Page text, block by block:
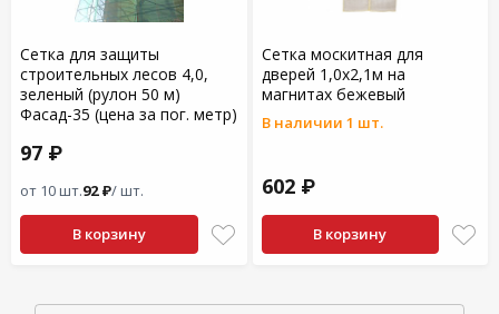
Сетка для защиты
строительных лесов 4,0,
зеленый (рулон 50 м)
Фасад-35 (цена за пог. метр)
97 ₽
от 10 шт.92 ₽/ шт.
В корзину
Сетка москитная для
дверей 1,0х2,1м на
магнитах бежевый
В наличии 1 шт.
602 ₽
В корзину